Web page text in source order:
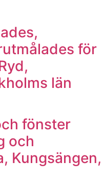
för
län
fönster
och
Kungsängen,